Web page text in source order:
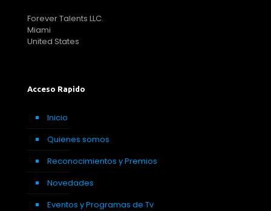
Forever Talents LLC.
Miami
United States
Acceso Rapido
Inicio
Quienes somos
Reconocimientos y Premios
Novedades
Eventos y Programas de Tv